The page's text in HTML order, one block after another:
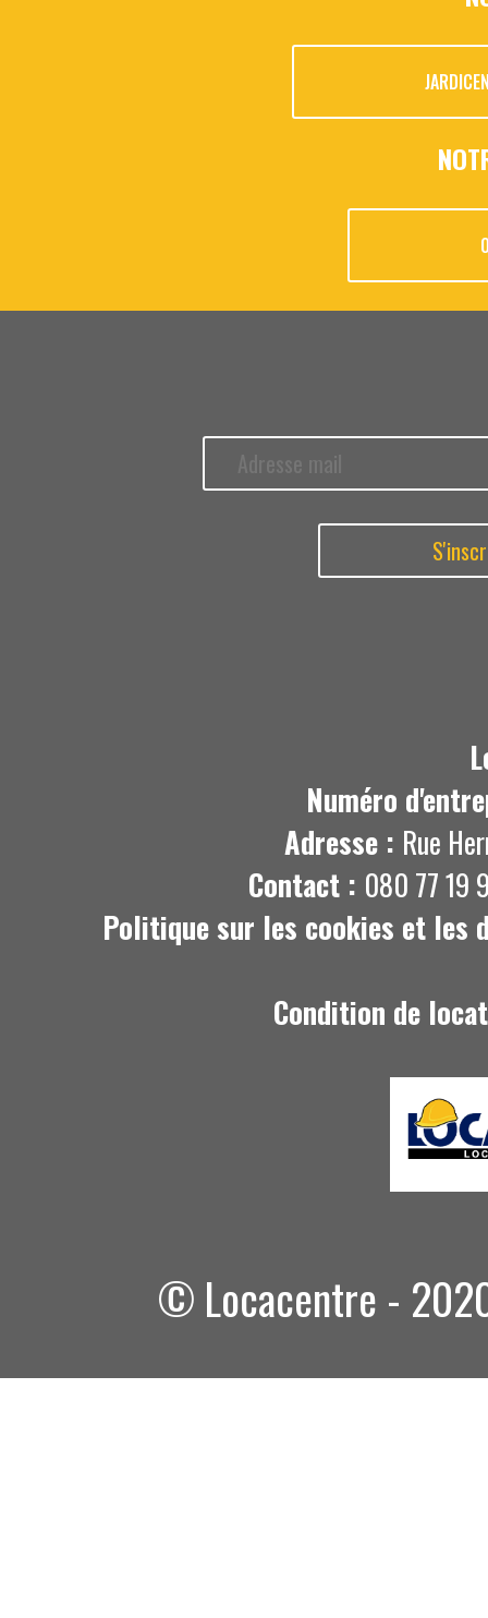
Numéro
Adresse : Rue
Contact : 080 77 19
Politique sur les cookies et les
Condition de
© Locacentre -